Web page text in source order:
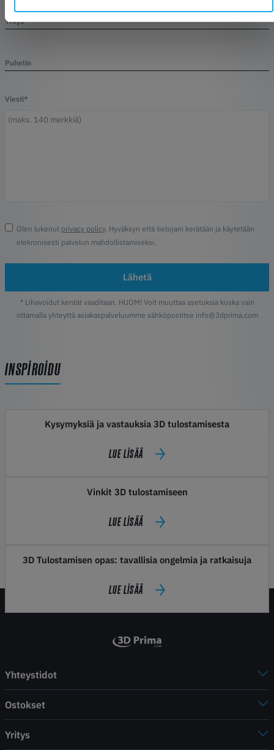
Yritys
Puhelin
Viesti*
Olen lukenut privacy policy. Hyväksyn että tietojani kerätään ja käytetään
elekronisesti palvelun mahdollistamiseksi.
Lähetä
* Lihavoidut kentät vaaditaan. HUOM! Voit muuttaa asetuksia koska vain
ottamalla yhteyttä asiakaspalveluumme sähköpostitse info@3dprima.com
INSPIROIDU
Kysymyksiä ja vastauksia 3D tulostamisesta
LUE LISÄÄ
Vinkit 3D tulostamiseen
LUE LISÄÄ
3D Tulostamisen opas: tavallisia ongelmia ja ratkaisuja
LUE LISÄÄ
Yhteystidot
Ostokset
Yritys